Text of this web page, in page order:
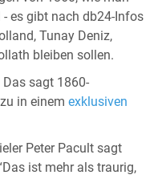
es gibt nach db24-Infos
Tunay Deniz,
bleiben sollen.
Das sagt 1860-
in einem exklusiven
Peter Pacult sagt
ist mehr als traurig,